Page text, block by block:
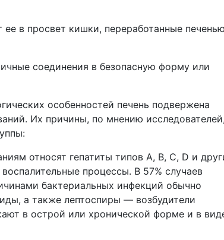
в просвет кишки, переработанные печенью
соединения в безопасную форму или
особенностей печень подвержена
Их причины, по мнению исследователей,
относят гепатиты типов А, В, С, D и
процессы. В 57% случаев
бактериальных инфекций обычно
а также лептоспиры — возбудители
в острой или хронической форме и в